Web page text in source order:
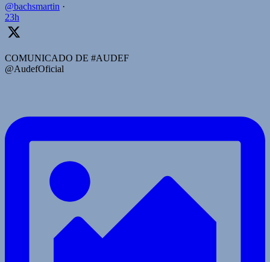
@bachsmartin ·
23h
COMUNICADO DE #AUDEF
@AudefOficial